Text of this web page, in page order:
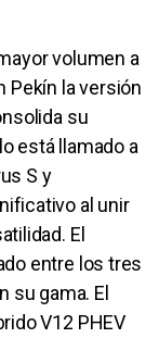
volumen a
Pekín la versión
su
está llamado a
S y
al unir
El
entre los tres
su gama. El
V12 PHEV